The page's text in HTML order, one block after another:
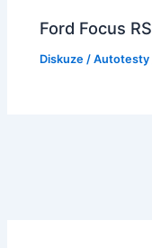
Ford Focus
Diskuze /Autotesty